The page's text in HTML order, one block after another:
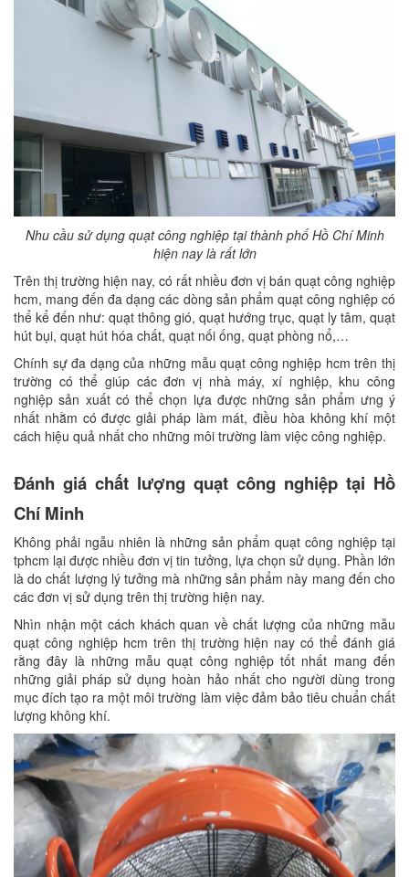
Nhu cầu sử dụng quạt công nghiệp tại thành phố Hồ Chí Minh
hiện nay là rất lớn
Trên thị trường hiện nay, có rất nhiều đơn vị bán quạt công nghiệp
hcm, mang đến đa dạng các dòng sản phẩm quạt công nghiệp có
thể kể đến như: quạt thông gió, quạt hướng trục, quạt ly tâm, quạt
hút bụi, quạt hút hóa chất, quạt nối ống, quạt phòng nổ,…
Chính sự đa dạng của những mẫu quạt công nghiệp hcm trên thị
trường có thể giúp các đơn vị nhà máy, xí nghiệp, khu công
nghiệp sản xuất có thể chọn lựa được những sản phẩm ưng ý
nhất nhằm có được giải pháp làm mát, điều hòa không khí một
cách hiệu quả nhất cho những môi trường làm việc công nghiệp.
Đánh giá chất lượng quạt công nghiệp tại Hồ
Chí Minh
Không phải ngẫu nhiên là những sản phẩm quạt công nghiệp tại
tphcm lại được nhiều đơn vị tin tưởng, lựa chọn sử dụng. Phần lớn
là do chất lượng lý tưởng mà những sản phẩm này mang đến cho
các đơn vị sử dụng trên thị trường hiện nay.
Nhìn nhận một cách khách quan về chất lượng của những mẫu
quạt công nghiệp hcm trên thị trường hiện nay có thể đánh giá
rằng đây là những mẫu quạt công nghiệp tốt nhất mang đến
những giải pháp sử dụng hoàn hảo nhất cho người dùng trong
mục đích tạo ra một môi trường làm việc đảm bảo tiêu chuẩn chất
lượng không khí.